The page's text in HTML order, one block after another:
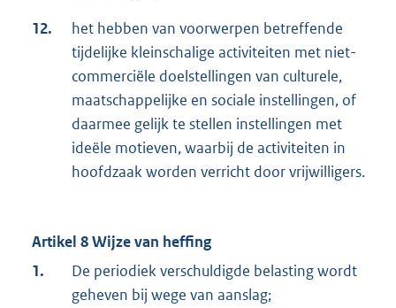
12.
het hebben van voorwerpen betreffende
tijdelijke kleinschalige activiteiten met niet-
commerciële doelstellingen van culturele,
maatschappelijke en sociale instellingen, of
daarmee gelijk te stellen instellingen met
ideële motieven, waarbij de activiteiten in
hoofdzaak worden verricht door vrijwilligers.
Artikel 8 Wijze van heffing
1.
De periodiek verschuldigde belasting wordt
geheven bij wege van aanslag;